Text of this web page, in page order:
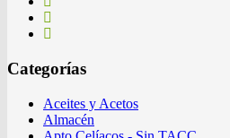
Categorías
Aceites y Acetos
Almacén